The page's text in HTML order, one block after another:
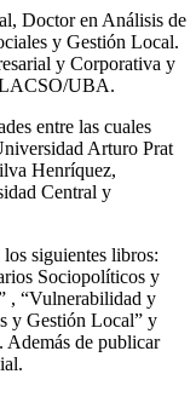
Doctor en Análisis de
y Gestión Local.
y Corporativa y
UBA.
entre las cuales
Arturo Prat
Henríquez,
Central y
siguientes libros:
Sociopolíticos y
, “Vulnerabilidad y
y Gestión Local” y
Además de publicar